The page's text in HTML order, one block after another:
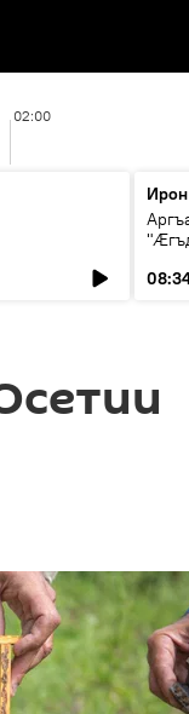
02:00